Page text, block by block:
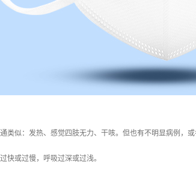
类似：发热、感觉四肢无力、干咳。但也有不明显病例，
快或过慢，呼吸过深或过浅。